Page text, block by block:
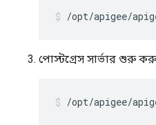
/opt/apigee/
পোস্টগ্রেস সার্ভার শুরু
/opt/apigee/